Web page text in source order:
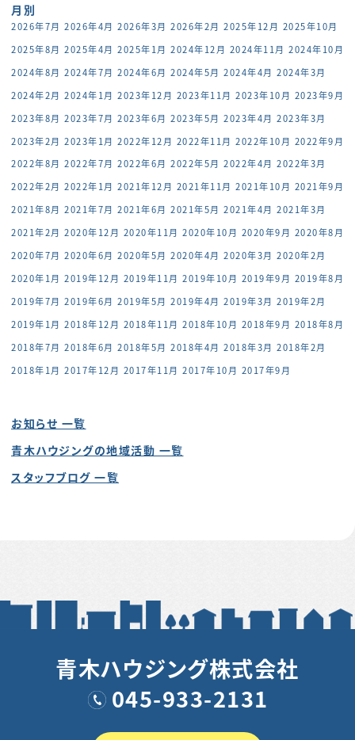
月別
2026年7月 2026年4月 2026年3月 2026年2月 2025年12月 2025年10月
2025年8月 2025年4月 2025年1月 2024年12月 2024年11月 2024年10月
2024年8月 2024年7月 2024年6月 2024年5月 2024年4月 2024年3月
2024年2月 2024年1月 2023年12月 2023年11月 2023年10月 2023年9月
2023年8月 2023年7月 2023年6月 2023年5月 2023年4月 2023年3月
2023年2月 2023年1月 2022年12月 2022年11月 2022年10月 2022年9月
2022年8月 2022年7月 2022年6月 2022年5月 2022年4月 2022年3月
2022年2月 2022年1月 2021年12月 2021年11月 2021年10月 2021年9月
2021年8月 2021年7月 2021年6月 2021年5月 2021年4月 2021年3月
2021年2月 2020年12月 2020年11月 2020年10月 2020年9月 2020年8月
2020年7月 2020年6月 2020年5月 2020年4月 2020年3月 2020年2月
2020年1月 2019年12月 2019年11月 2019年10月 2019年9月 2019年8月
2019年7月 2019年6月 2019年5月 2019年4月 2019年3月 2019年2月
2019年1月 2018年12月 2018年11月 2018年10月 2018年9月 2018年8月
2018年7月 2018年6月 2018年5月 2018年4月 2018年3月 2018年2月
2018年1月 2017年12月 2017年11月 2017年10月 2017年9月
お知らせ 一覧
青木ハウジングの地域活動 一覧
スタッフブログ 一覧
青木ハウジング株式会社
045-933-2131